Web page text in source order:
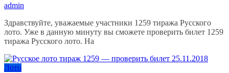
admin
Здравствуйте, уважаемые участники 1259 тиража Русского
лото. Уже в данную минуту вы сможете проверить билет 1259
тиража Русского лото. На
Лото